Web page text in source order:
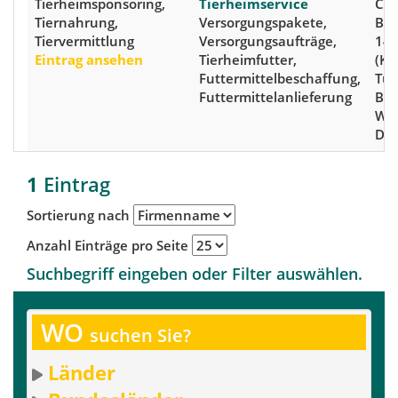
Tierheimsponsoring,
Tiernahrung,
Tiervermittlung
Eintrag ansehen
Tierheimservice
Versorgungspakete,
Versorgungsaufträge,
Tierheimfutter,
Futtermittelbeschaffung,
Futtermittelanlieferung
14
1 Eintrag
Sortierung nach
Anzahl Einträge pro Seite
Suchbegriff eingeben oder Filter auswählen.
WO suchen Sie?
Länder